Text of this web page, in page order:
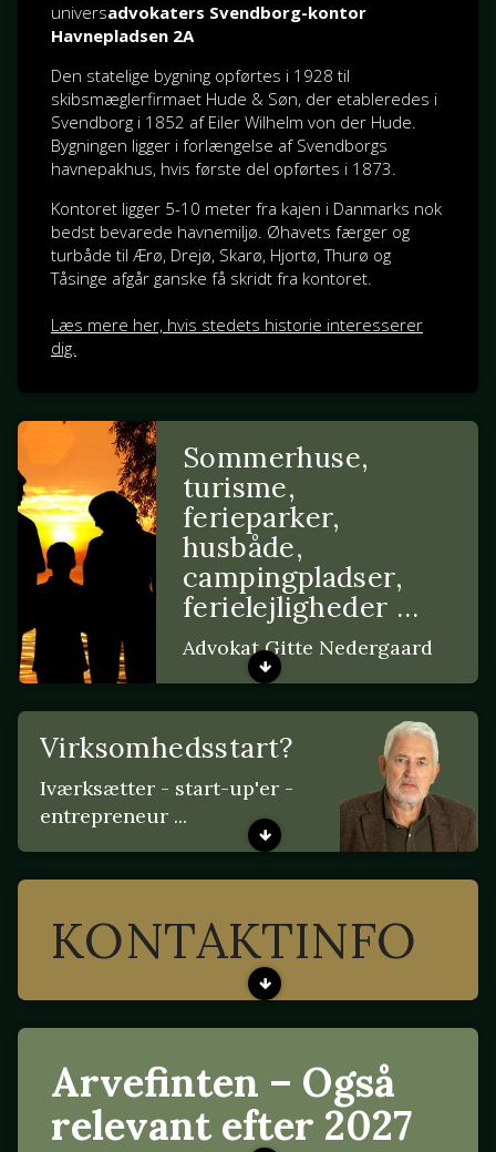
universadvokaters Svendborg-kontor
Havnepladsen 2A
Den statelige bygning opførtes i 1928 til
skibsmæglerfirmaet Hude & Søn, der etableredes i
Svendborg i 1852 af Eiler Wilhelm von der Hude.
Bygningen ligger i forlængelse af Svendborgs
havnepakhus, hvis første del opførtes i 1873.
Kontoret ligger 5-10 meter fra kajen i Danmarks nok
bedst bevarede havnemiljø. Øhavets færger og
turbåde til Ærø, Drejø, Skarø, Hjortø, Thurø og
Tåsinge afgår ganske få skridt fra kontoret.
Læs mere her, hvis stedets historie interesserer
dig.
Sommerhuse,
turisme,
ferieparker,
husbåde,
campingpladser,
ferielejligheder …
Advokat Gitte Nedergaard
Virksomhedsstart?
Iværksætter - start-up'er -
entrepreneur ...
KONTAKTINFO
Arvefinten – Også
relevant efter 2027